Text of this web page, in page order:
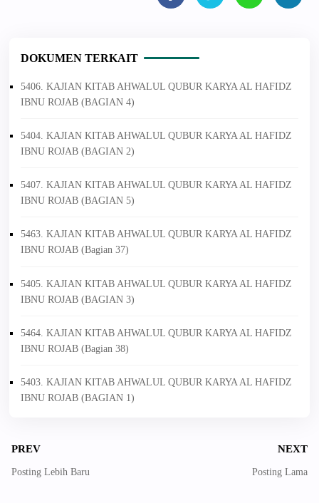
DOKUMEN TERKAIT
5406. KAJIAN KITAB AHWALUL QUBUR KARYA AL HAFIDZ
IBNU ROJAB (BAGIAN 4)
5404. KAJIAN KITAB AHWALUL QUBUR KARYA AL HAFIDZ
IBNU ROJAB (BAGIAN 2)
5407. KAJIAN KITAB AHWALUL QUBUR KARYA AL HAFIDZ
IBNU ROJAB (BAGIAN 5)
5463. KAJIAN KITAB AHWALUL QUBUR KARYA AL HAFIDZ
IBNU ROJAB (Bagian 37)
5405. KAJIAN KITAB AHWALUL QUBUR KARYA AL HAFIDZ
IBNU ROJAB (BAGIAN 3)
5464. KAJIAN KITAB AHWALUL QUBUR KARYA AL HAFIDZ
IBNU ROJAB (Bagian 38)
5403. KAJIAN KITAB AHWALUL QUBUR KARYA AL HAFIDZ
IBNU ROJAB (BAGIAN 1)
PREV
Posting Lebih Baru
NEXT
Posting Lama